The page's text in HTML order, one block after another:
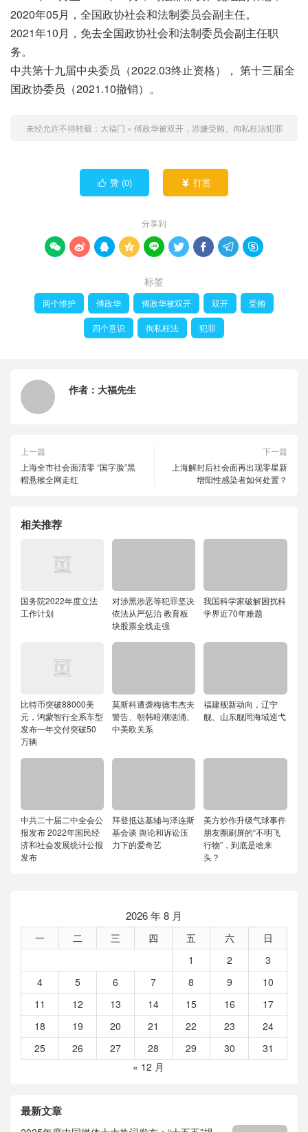
2020年05月，全国政协社会和法制委员会副主任。
2021年10月，免去全国政协社会和法制委员会副主任职
务。
中共第十九届中央委员（2022.03终止资格）， 第十三届全
国政协委员（2021.10撤销）。
未经允许不得转载： 大福门 » 傅政华被双开，涉嫌受贿、徇私枉法犯罪
 赞 (0)  打赏
分享到
        
标签
两个维护 傅政华 傅政华被双开 双开 受贿
四个意识 徇私枉法 犯罪
作者： 大福先生
上一篇
上海全市社会面清零 “国字脸”黑
帽悬猴全网走红
下一篇
上海解封后社会面再出现零星新
增阳性感染者如何处置？
相关推荐
国务院2022年度立法
工作计划
对涉黑涉恶等犯罪坚决
依法从严惩治 教育板
块股票全线走强
我国科学家破解困扰科
学界近70年难题
比特币突破88000美
元，鸿蒙智行全系车型
发布一年交付突破50
万辆
莫斯科遭袭梅德韦杰夫
警告、朝韩暗潮汹涌、
中美欧关系
福建舰新动向，辽宁
舰、山东舰同海域巡弋
中共二十届二中全会公
报发布 2022年国民经
济和社会发展统计公报
发布
拜登抵达基辅与泽连斯
基会谈 舆论和诉讼压
力下的爱奇艺
美方炒作升级气球事件
朋友圈刷屏的“不明飞
行物”，到底是啥来
头？
2026 年 8 月
一 二 三 四 五 六
日
1
2
3
4
5 6 7 8 9
10
11
12 13 14 15 16
17
18
19 20 21 22 23
24
25
26 27 28 29 30
31
« 12 月
最新文章